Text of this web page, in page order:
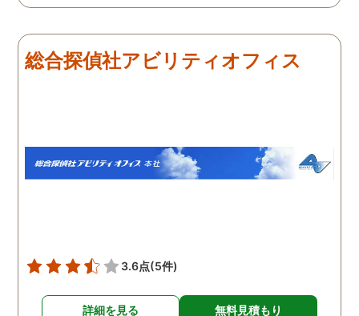
っかりとサポートしていた
になりました。さすが調査
のプロフェッショナルだと
から離婚を提案すること
みの日に妻は外出するこ
が多く、探偵にもその旨
入り、妻が男とラブホテ
に入って行った瞬間を押
えたとのことでした。あ
総合探偵社アビリティオフィス
3.6点(5件)
詳細を見る 無料見積もり